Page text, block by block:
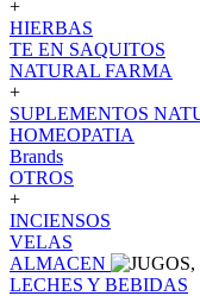
+
HIERBAS
TE EN SAQUITOS
NATURAL FARMA
+
SUPLEMENTOS
HOMEOPATIA
Brands
OTROS
+
INCIENSOS
VELAS
ALMACEN
LECHES Y BEBIDAS